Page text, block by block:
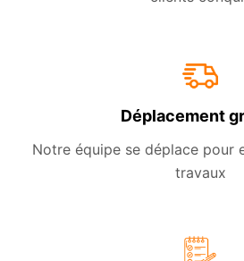
Déplacement
Notre équipe se déplace pour
travaux